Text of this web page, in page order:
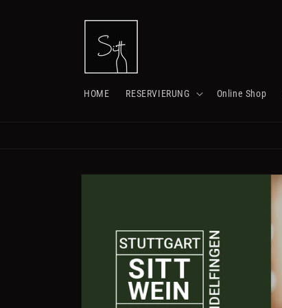
HOME RESERVIERUNG Online Shop
Zu